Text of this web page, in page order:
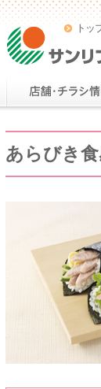
トッ
あらびき